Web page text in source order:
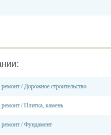
ремонт /Дорожное строительство
ремонт /Плитка, камень
ремонт /Фундамент